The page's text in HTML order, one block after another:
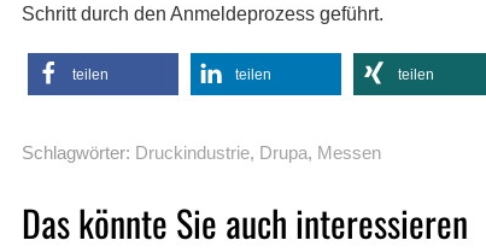
Schritt durch den Anmeldeprozess geführt.
teilen teilen teilen
Schlagwörter: Druckindustrie, Drupa, Messen
Das könnte Sie auch interessieren